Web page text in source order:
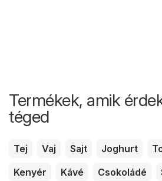
Termékek, amik
téged
Tej Vaj Sajt Joghurt
Kenyér
Kávé Csokoládé